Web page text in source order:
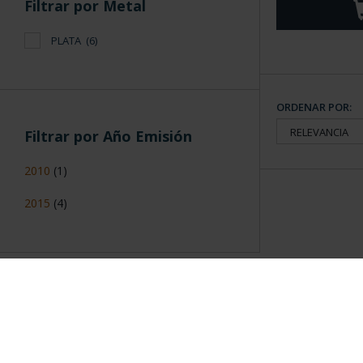
Filtrar por Metal
PLATA (6)
Filtrar por Año Emisión
2010 (1)
2015 (4)
ORDENAR POR: